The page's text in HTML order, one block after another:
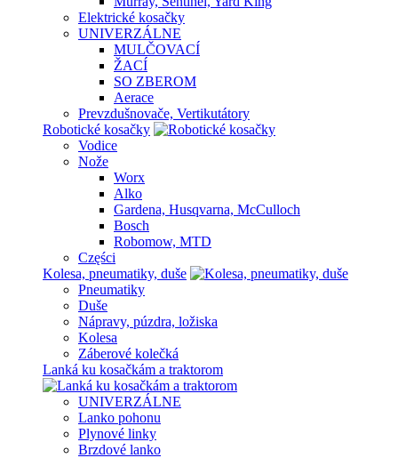
Elektrické kosačky
UNIVERZÁLNE
MULČOVACÍ
ŽACÍ
SO ZBEROM
Aerace
Prevzdušnovače, Vertikutátory
Robotické kosačky
Vodice
Nože
Worx
Alko
Gardena, Husqvarna, McCulloch
Bosch
Robomow, MTD
Części
Kolesa, pneumatiky, duše
Pneumatiky
Duše
Nápravy, púzdra, ložiska
Kolesa
Záberové kolečká
Lanká ku kosačkám a traktorom
UNIVERZÁLNE
Lanko pohonu
Plynové linky
Brzdové lanko